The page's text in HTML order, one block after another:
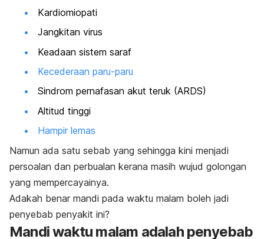
Kardiomiopati
Jangkitan virus
Keadaan sistem saraf
Kecederaan paru-paru
Sindrom pernafasan akut teruk (ARDS)
Altitud tinggi
Hampir lemas
Namun ada satu sebab yang sehingga kini menjadi
persoalan dan perbualan kerana masih wujud golongan
yang mempercayainya.
Adakah benar mandi pada waktu malam boleh jadi
penyebab penyakit ini?
Mandi waktu malam adalah penyebab